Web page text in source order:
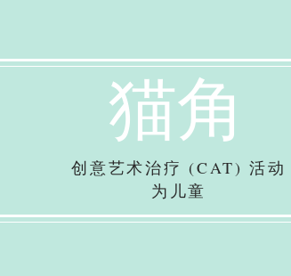
猫角
创意艺术治疗 (CAT) 活动
为儿童